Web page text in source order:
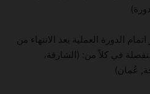
الدورة العملية بعد الانتهاء من
في كلاً من: (الشارقة،
عُمان)